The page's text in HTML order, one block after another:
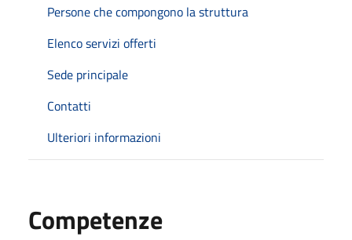
Persone che compongono la struttura
Elenco servizi offerti
Sede principale
Contatti
Ulteriori informazioni
Competenze